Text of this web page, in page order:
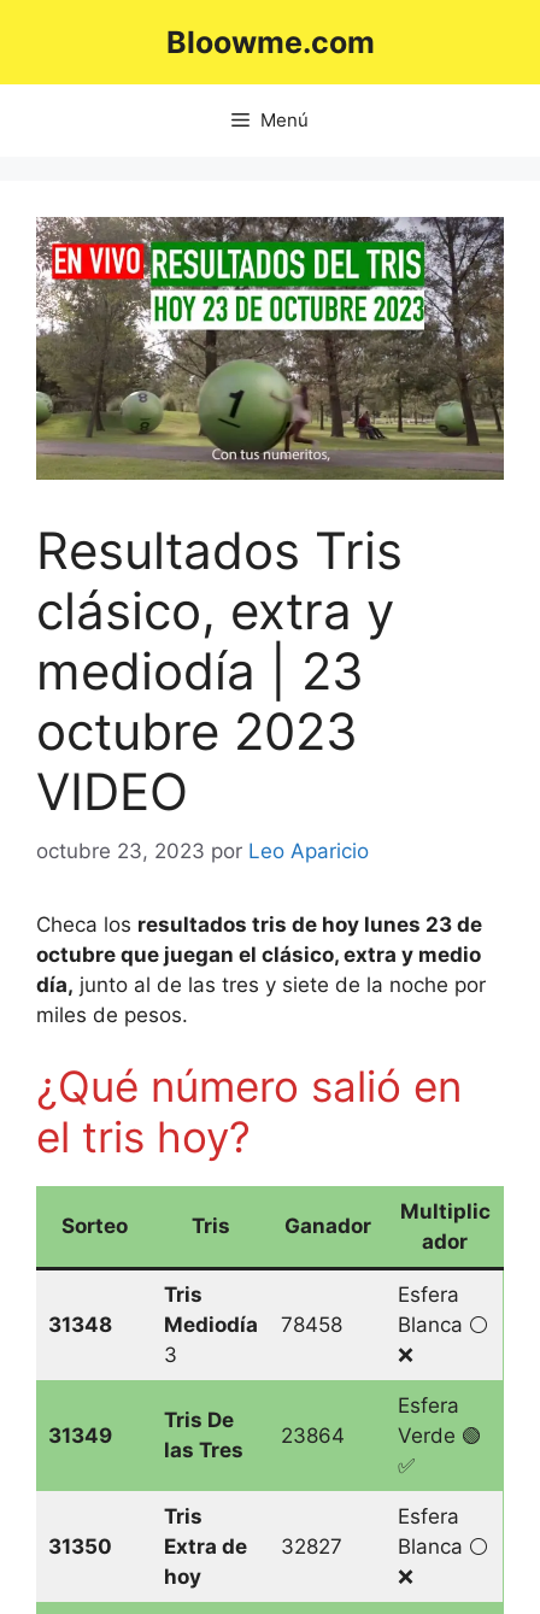
Bloowme.com
Menú
Resultados Tris
clásico, extra y
mediodía | 23
octubre 2023
VIDEO
octubre 23, 2023 por Leo Aparicio
Checa los resultados tris de hoy lunes 23 de
octubre que juegan el clásico, extra y medio
día, junto al de las tres y siete de la noche por
miles de pesos.
¿Qué número salió en
el tris hoy?
Sorteo Tris Ganador
Multiplic
ador
31348
Tris
Mediodía
3
78458
Esfera
Blanca ⚪️
❌
31349
Tris De
las Tres
23864
Esfera
Verde 🟢
✅
31350
Tris
Extra de
hoy
32827
Esfera
Blanca ⚪️
❌